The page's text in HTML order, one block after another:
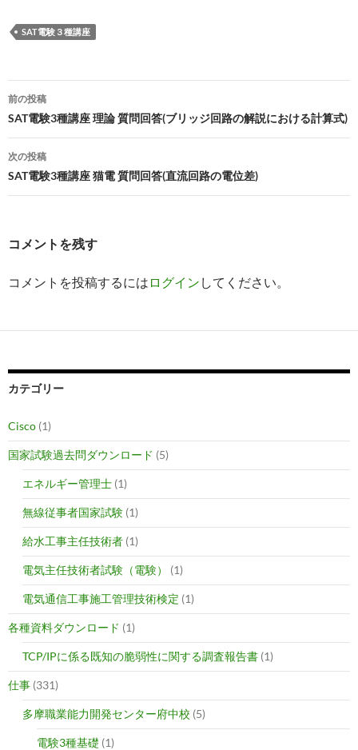
SAT電験３種講座
投
稿
ナ
ビ
ゲ
ョ
前の投稿
SAT電験3種講座 理論 質問回答(ブリッジ回路の解説における計算式)
次の投稿
SAT電験3種講座 猫電 質問回答(直流回路の電位差)
コメントを残す
コメントを投稿するには ログイン してください。
カテゴリー
Cisco (1)
国家試験過去問ダウンロード (5)
エネルギー管理士 (1)
無線従事者国家試験 (1)
給水工事主任技術者 (1)
電気主任技術者試験（電験） (1)
電気通信工事施工管理技術検定 (1)
各種資料ダウンロード (1)
TCP/IPに係る既知の脆弱性に関する調査報告書 (1)
仕事 (331)
多摩職業能力開発センター府中校 (5)
電験3種基礎 (1)